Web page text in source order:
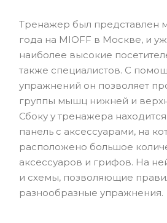
Тренажер был представлен
года на MIOFF в Москве, и
наиболее высокие
также специалистов. С
упражнений он позволяет
группы мышц нижней и
Сбоку у тренажера
панель с аксессуарами, на
расположено большое
аксессуаров и грифов. На
и схемы, позволяющие
разнообразные упражнения.